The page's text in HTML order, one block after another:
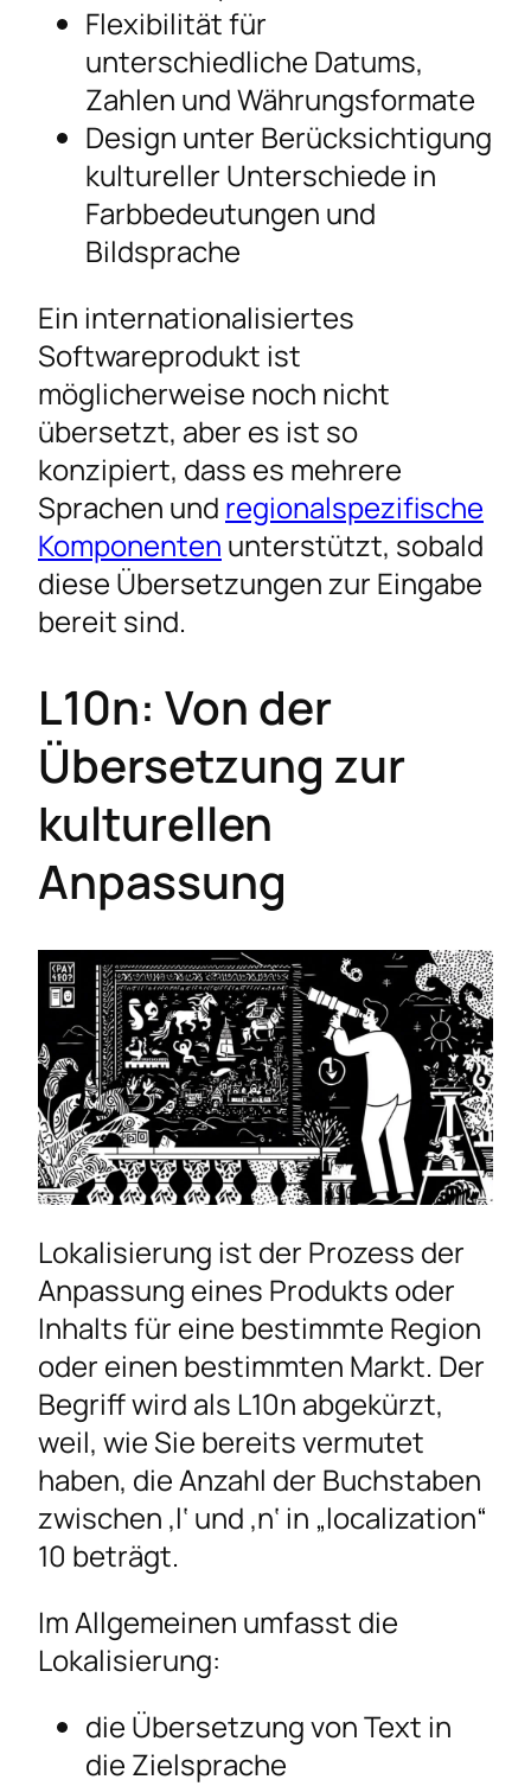
Flexibilität für
unterschiedliche Datums,
Zahlen und Währungsformate
Design unter Berücksichtigung
kultureller Unterschiede in
Farbbedeutungen und
Bildsprache
Ein internationalisiertes
Softwareprodukt ist
möglicherweise noch nicht
übersetzt, aber es ist so
konzipiert, dass es mehrere
Sprachen und regionalspezifische
Komponenten unterstützt, sobald
diese Übersetzungen zur Eingabe
bereit sind.
L10n: Von der
Übersetzung zur
kulturellen
Anpassung
Lokalisierung ist der Prozess der
Anpassung eines Produkts oder
Inhalts für eine bestimmte Region
oder einen bestimmten Markt. Der
Begriff wird als L10n abgekürzt,
weil, wie Sie bereits vermutet
haben, die Anzahl der Buchstaben
zwischen ‚l‘ und ‚n‘ in „localization“
10 beträgt.
Im Allgemeinen umfasst die
Lokalisierung:
die Übersetzung von Text in
die Zielsprache